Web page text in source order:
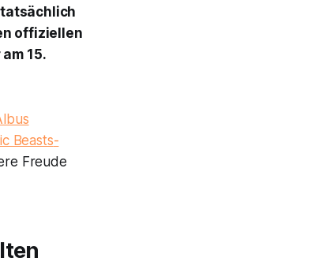
tatsächlich
offiziellen
15.
Beasts-
Freude